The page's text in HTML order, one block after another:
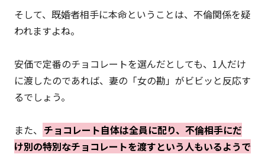
そして、既婚者相手に本命ということは、不倫関係を疑
われますよね。
安価で定番のチョコレートを選んだとしても、1人だけ
に渡したのであれば、妻の「女の勘」がビビッと反応す
るでしょう。
また、 チョコレート自体は全員に配り、不倫相手にだ
け別の特別なチョコレートを渡すという人もいるようで